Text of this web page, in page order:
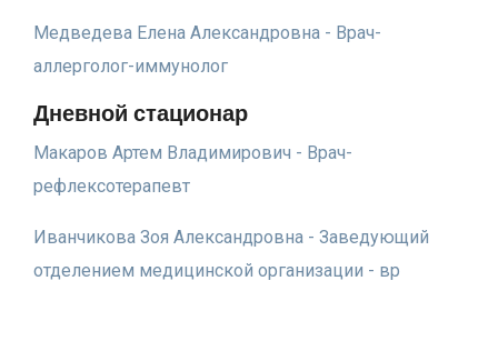
Медведева Елена Александровна - Врач-
аллерголог-иммунолог
Дневной стационар
Макаров Артем Владимирович - Врач-
рефлексотерапевт
Иванчикова Зоя Александровна - Заведующий
отделением медицинской организации - вр